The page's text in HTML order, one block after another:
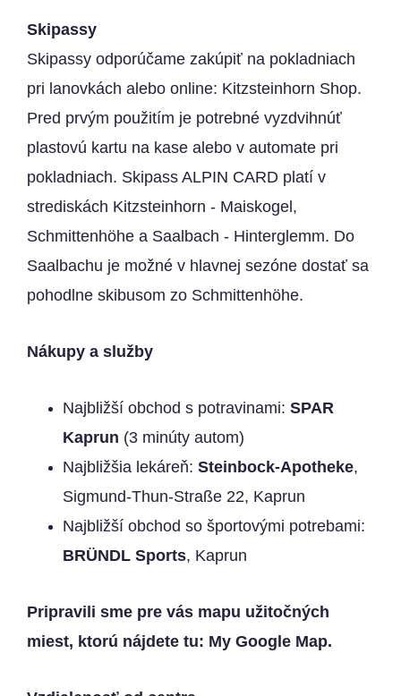
Skipassy
Skipassy odporúčame zakúpiť na pokladniach
pri lanovkách alebo online: Kitzsteinhorn Shop.
Pred prvým použitím je potrebné vyzdvihnúť
plastovú kartu na kase alebo v automate pri
pokladniach. Skipass ALPIN CARD platí v
strediskách Kitzsteinhorn - Maiskogel,
Schmittenhöhe a Saalbach - Hinterglemm. Do
Saalbachu je možné v hlavnej sezóne dostať sa
pohodlne skibusom zo Schmittenhöhe.
Nákupy a služby
Najbližší obchod s potravinami: SPAR
Kaprun (3 minúty autom)
Najbližšia lekáreň: Steinbock-Apotheke,
Sigmund-Thun-Straße 22, Kaprun
Najbližší obchod so športovými potrebami:
BRÜNDL Sports, Kaprun
Pripravili sme pre vás mapu užitočných
miest, ktorú nájdete tu: My Google Map.